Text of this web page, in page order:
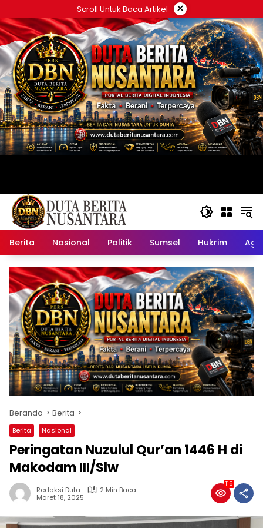
ke
konten
Scroll Untuk Baca Artikel ×
Berita Nasional Politik Sumsel Hukrim
Beranda Berita
Berita Nasional
Peringatan Nuzulul Qur’an 1446 H di
Makodam III/Slw
Redaksi Duta
2 Min Baca
Maret 18, 2025
115